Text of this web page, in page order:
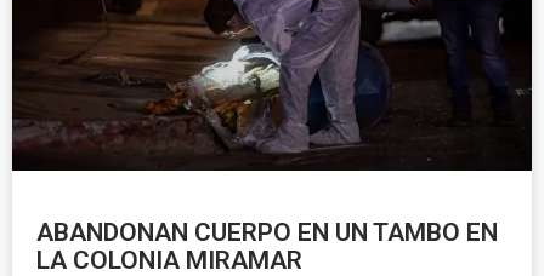
ABANDONAN CUERPO EN UN TAMBO EN
LA COLONIA MIRAMAR